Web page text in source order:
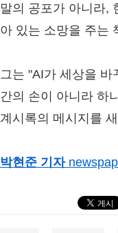
말의 공포가 아니라,
아 있는 소망을 주는
그는 "AI가 세상을 바
간의 손이 아니라 하
계시록의 메시지를
박현준 기자